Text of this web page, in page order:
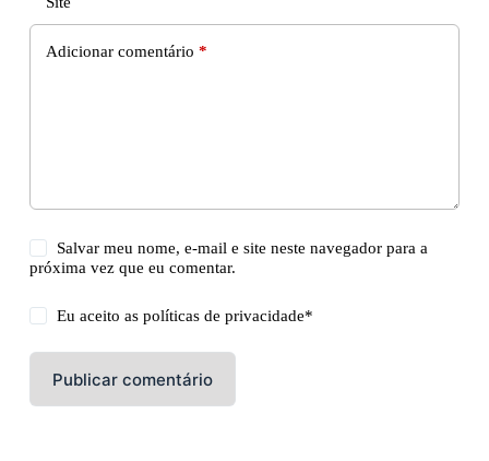
Adicionar comentário *
Salvar meu nome, e-mail e site neste navegador para a
próxima vez que eu comentar.
Eu aceito aspolíticas de privacidade*
Publicar comentário